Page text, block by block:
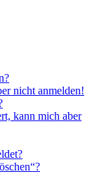
nicht anmelden!
kann mich aber